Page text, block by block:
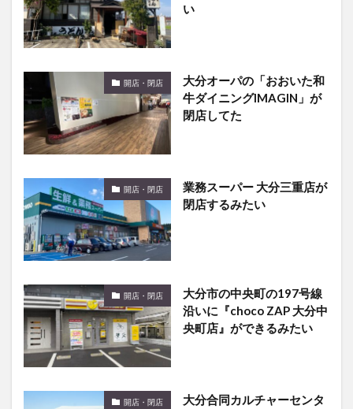
い
開店・閉店
大分オーパの「おおいた和
牛ダイニングIMAGIN」が
閉店してた
開店・閉店
業務スーパー 大分三重店が
閉店するみたい
開店・閉店
大分市の中央町の197号線
沿いに『choco ZAP 大分中
央町店』ができるみたい
開店・閉店
大分合同カルチャーセンタ